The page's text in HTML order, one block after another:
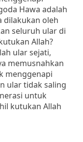
Hawa adalah
dilakukan oleh
seluruh ular di
Allah?
ular sejati,
memusnahkan
menggenapi
ular tidak saling
untuk
kutukan Allah